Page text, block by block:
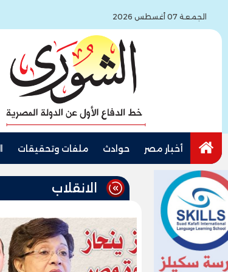
الجمعة 07 أغسطس 2026
أخبار مصر حوادث ملفات وتحقيقات
الانقلاب